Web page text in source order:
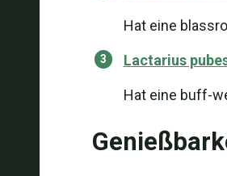
Hat eine
Lactarius
Hat eine buff-